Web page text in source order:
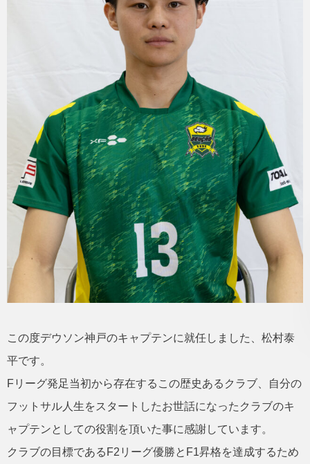
この度デウソン神戸のキャプテンに就任しました、松村泰
平です。
Fリーグ発足当初から存在するこの歴史あるクラブ、自分の
フットサル人生をスタートしたお世話になったクラブのキ
ャプテンとしての役割を頂いた事に感謝しています。
クラブの目標であるF2リーグ優勝とF1昇格を達成するため